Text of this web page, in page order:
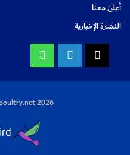
أعلن معنا
النشرة الإخبارية
لينكدإن
2026